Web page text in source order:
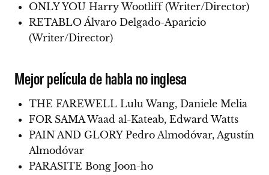
ONLY YOU Harry Wootliff (Writer/Director)
RETABLO Álvaro Delgado-Aparicio
(Writer/Director)
Mejor película de habla no inglesa
THE FAREWELL Lulu Wang, Daniele Melia
FOR SAMA Waad al-Kateab, Edward Watts
PAIN AND GLORY Pedro Almodóvar, Agustín
Almodóvar
PARASITE Bong Joon-ho